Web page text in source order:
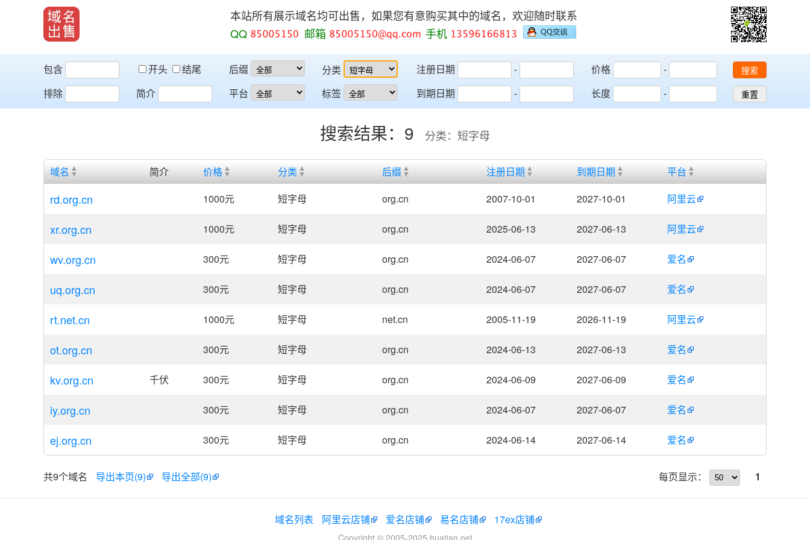
本站所有展示域名均可出售，如果您有意购买其中的域名，欢迎随时联系
QQ
邮箱 手机
包含 开头
结尾
排除
简介
后缀
平台
分类
标签
注册日期
-
到期日期
-
价格
-
长度
-
搜索
重置
搜索结果：9 分类：短字母
域名 简介 价格 分类 后缀 注册日期 到期日期 平台
rd.org.cn 1000元 短字母 org.cn 2007-10-01 2027-10-01 阿里云
xr.org.cn 1000元 短字母 org.cn 2025-06-13 2027-06-13 阿里云
wv.org.cn 300元 短字母 org.cn 2024-06-07 2027-06-07 爱名
uq.org.cn 300元 短字母 org.cn 2024-06-07 2027-06-07 爱名
rt.net.cn 1000元 短字母 net.cn 2005-11-19 2026-11-19 阿里云
ot.org.cn 300元 短字母 org.cn 2024-06-13 2027-06-13 爱名
kv.org.cn 千伏 300元 短字母 org.cn 2024-06-09 2027-06-09 爱名
iy.org.cn 300元 短字母 org.cn 2024-06-07 2027-06-07 爱名
ej.org.cn 300元 短字母 org.cn 2024-06-14 2027-06-14 爱名
共9个域名 导出本页(9) 导出全部(9) 每页显示： 1
域名列表 阿里云店铺 爱名店铺 易名店铺 17ex店铺
Copyright © 2005-2025 huatian.net